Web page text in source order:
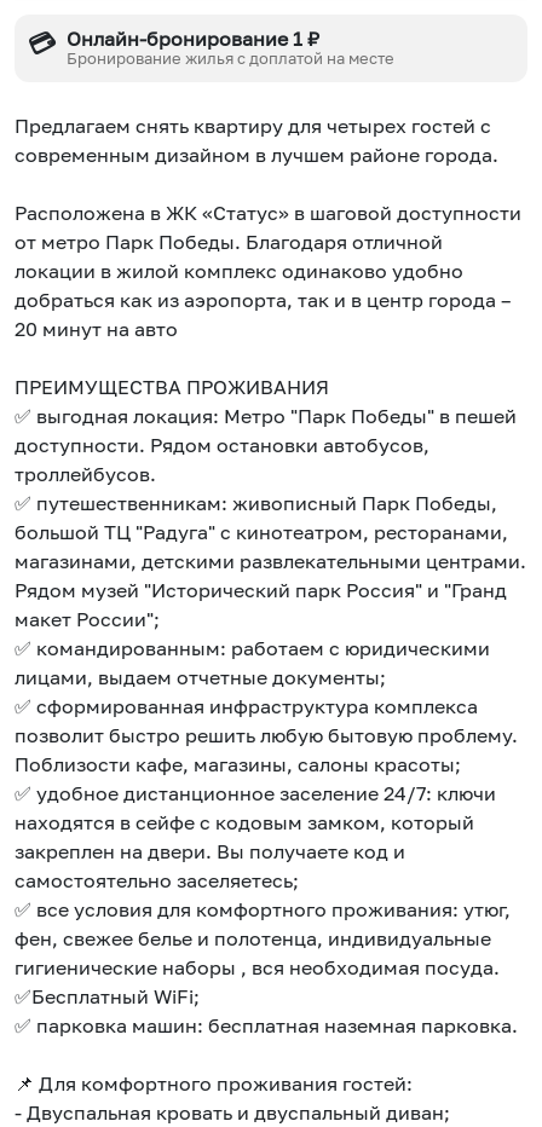
💳 Онлайн-бронирование 1 ₽
Бронирование жилья с доплатой на месте
Предлагаем снять квартиру для четырех гостей с
современным дизайном в лучшем районе города.
Расположена в ЖК «Статус» в шаговой доступности
от метро Парк Победы. Благодаря отличной
локации в жилой комплекс одинаково удобно
добраться как из аэропорта, так и в центр города –
20 минут на авто
ПРЕИМУЩЕСТВА ПРОЖИВАНИЯ
✅ выгодная локация: Метро "Парк Победы" в пешей
доступности. Рядом остановки автобусов,
троллейбусов.
✅ путешественникам: живописный Парк Победы,
большой ТЦ "Радуга" с кинотеатром, ресторанами,
магазинами, детскими развлекательными центрами.
Рядом музей "Исторический парк Россия" и "Гранд
макет России";
✅ командированным: работаем с юридическими
лицами, выдаем отчетные документы;
✅ сформированная инфраструктура комплекса
позволит быстро решить любую бытовую проблему.
Поблизости кафе, магазины, салоны красоты;
✅ удобное дистанционное заселение 24/7: ключи
находятся в сейфе с кодовым замком, который
закреплен на двери. Вы получаете код и
самостоятельно заселяетесь;
✅ все условия для комфортного проживания: утюг,
фен, свежее белье и полотенца, индивидуальные
гигиенические наборы , вся необходимая посуда.
✅Бесплатный WiFi;
✅ парковка машин: бесплатная наземная парковка.
📌 Для комфортного проживания гостей:
- Двуспальная кровать и двуспальный диван;